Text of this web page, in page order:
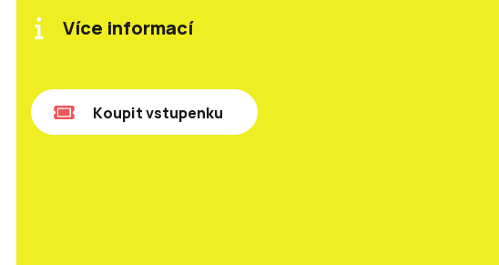
Více informací
Koupit vstupenku